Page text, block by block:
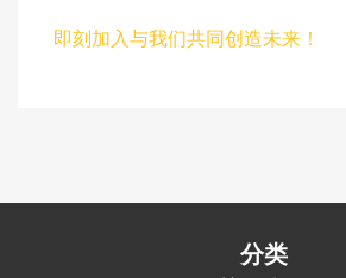
即刻加入与我们共同创造未来！
分类